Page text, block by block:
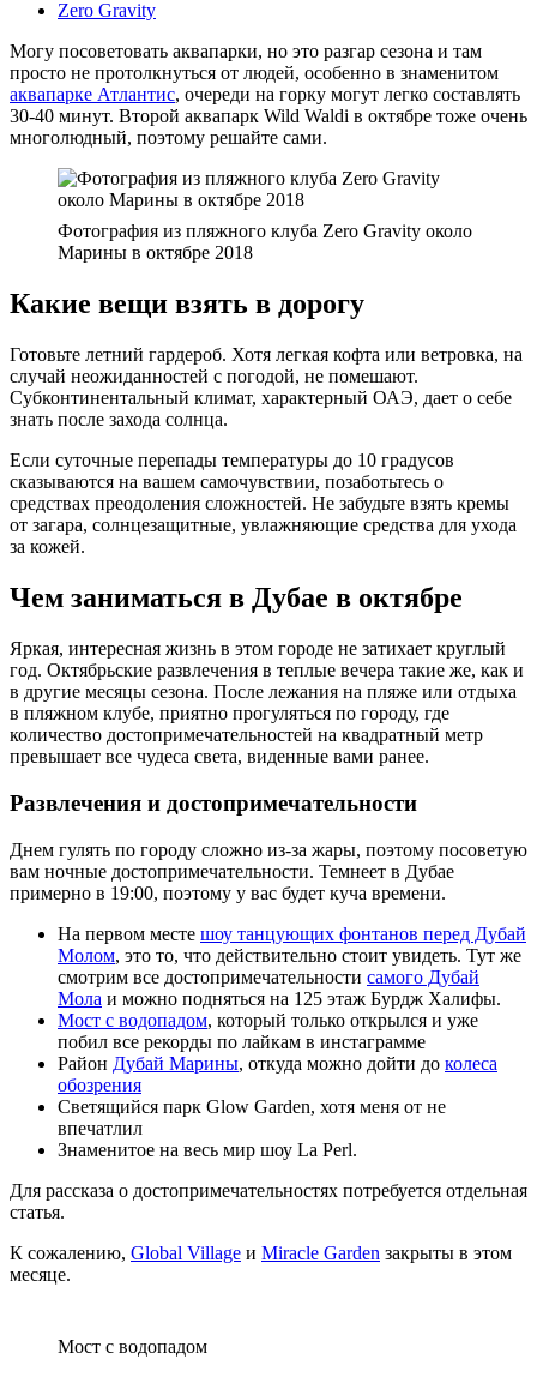
Zero Gravity
Могу посоветовать аквапарки, но это разгар сезона и там
просто не протолкнуться от людей, особенно в знаменитом
аквапарке Атлантис, очереди на горку могут легко составлять
30-40 минут. Второй аквапарк Wild Waldi в октябре тоже очень
многолюдный, поэтому решайте сами.
Фотография из пляжного клуба Zero Gravity около
Марины в октябре 2018
Какие вещи взять в дорогу
Готовьте летний гардероб. Хотя легкая кофта или ветровка, на
случай неожиданностей с погодой, не помешают.
Субконтинентальный климат, характерный ОАЭ, дает о себе
знать после захода солнца.
Если суточные перепады температуры до 10 градусов
сказываются на вашем самочувствии, позаботьтесь о
средствах преодоления сложностей. Не забудьте взять кремы
от загара, солнцезащитные, увлажняющие средства для ухода
за кожей.
Чем заниматься в Дубае в октябре
Яркая, интересная жизнь в этом городе не затихает круглый
год. Октябрьские развлечения в теплые вечера такие же, как и
в другие месяцы сезона. После лежания на пляже или отдыха
в пляжном клубе, приятно прогуляться по городу, где
количество достопримечательностей на квадратный метр
превышает все чудеса света, виденные вами ранее.
Развлечения и достопримечательности
Днем гулять по городу сложно из-за жары, поэтому посоветую
вам ночные достопримечательности. Темнеет в Дубае
примерно в 19:00, поэтому у вас будет куча времени.
На первом месте шоу танцующих фонтанов перед Дубай
Молом, это то, что действительно стоит увидеть. Тут же
смотрим все достопримечательности самого Дубай
Мола и можно подняться на 125 этаж Бурдж Халифы.
Мост с водопадом, который только открылся и уже
побил все рекорды по лайкам в инстаграмме
Район Дубай Марины, откуда можно дойти до колеса
обозрения
Светящийся парк Glow Garden, хотя меня от не
впечатлил
Знаменитое на весь мир шоу La Perl.
Для рассказа о достопримечательностях потребуется отдельная
статья.
К сожалению, Global Village и Miracle Garden закрыты в этом
месяце.
Мост с водопадом